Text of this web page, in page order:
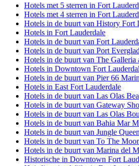
Hotels met 5 sterren in Fort
Hotels met 4 sterren in Fort
Hotels in de buurt van History Fort
Hotels in Fort Lauderdale
Hotels in de buurt van Fort
Hotels in de buurt van Port
Hotels in de buurt van The Galleria
Hotels in Downtown Fort
Hotels in de buurt van Pier 66
Hotels in East Fort Lauderdale
Hotels in de buurt van Las Olas
Hotels in de buurt van Gateway
Hotels in de buurt van Las Olas
Hotels in de buurt van Bahia Mar
Hotels in de buurt van Jungle
Hotels in de buurt van To The
Hotels in de buurt van Marina del
Historische in Downtown Fort